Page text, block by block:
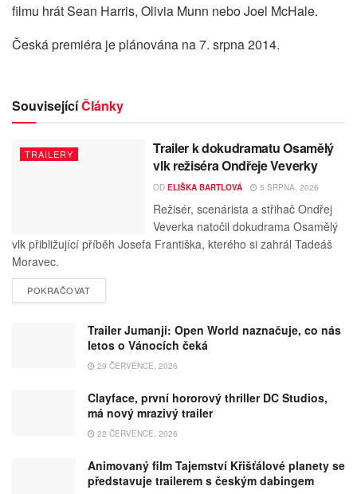
filmu hrát Sean Harris, Olivia Munn nebo Joel McHale.
Česká premiéra je plánována na 7. srpna 2014.
SouvisejícíČlánky
TRAILERY
Trailer k dokudramatu Osamělý
vlk režiséra Ondřeje Veverky
OD ELIŠKA BARTLOVÁ 5 SRPNA, 2026
Režisér, scenárista a střihač Ondřej
Veverka natočil dokudrama Osamělý
vlk přibližující příběh Josefa Františka, kterého si zahrál Tadeáš
Moravec.
POKRAČOVAT
Trailer Jumanji: Open World naznačuje, co nás
letos o Vánocích čeká
29 ČERVENCE, 2026
Clayface, první hororový thriller DC Studios,
má nový mrazivý trailer
22 ČERVENCE, 2026
Animovaný film Tajemství Křišťálové planety se
představuje trailerem s českým dabingem